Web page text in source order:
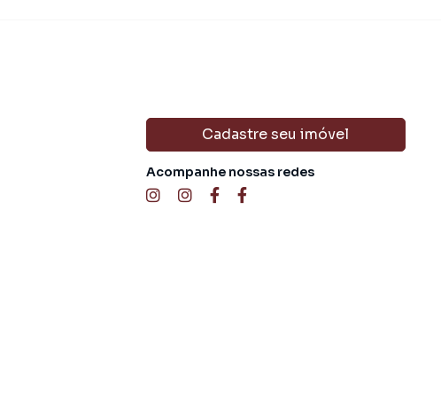
Cadastre seu imóvel
Acompanhe nossas redes